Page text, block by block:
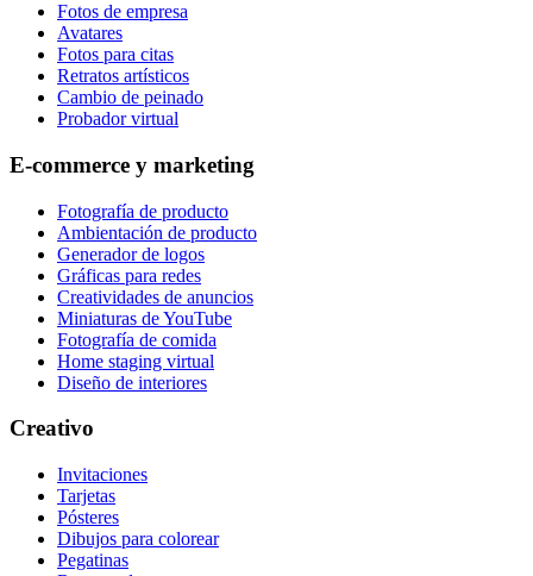
Fotos de empresa
Avatares
Fotos para citas
Retratos artísticos
Cambio de peinado
Probador virtual
E-commerce y marketing
Fotografía de producto
Ambientación de producto
Generador de logos
Gráficas para redes
Creatividades de anuncios
Miniaturas de YouTube
Fotografía de comida
Home staging virtual
Diseño de interiores
Creativo
Invitaciones
Tarjetas
Pósteres
Dibujos para colorear
Pegatinas